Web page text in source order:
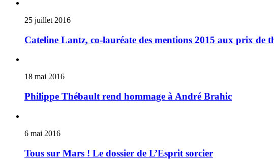
25 juillet 2016
Cateline Lantz, co-lauréate des mentions 2015 aux prix de
18 mai 2016
Philippe Thébault rend hommage à André Brahic
6 mai 2016
Tous sur Mars ! Le dossier de L’Esprit sorcier